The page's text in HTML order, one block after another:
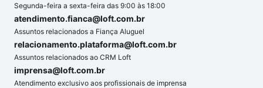
Segunda-feira a sexta-feira das 9:00 às 18:00
atendimento.fianca@loft.com.br
Assuntos relacionados a Fiança Aluguel
relacionamento.plataforma@loft.com.br
Assuntos relacionados ao CRM Loft
imprensa@loft.com.br
Atendimento exclusivo aos profissionais de imprensa